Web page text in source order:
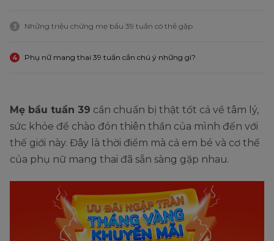
3 Những triệu chứng mẹ bầu 39 tuần có thể gặp
4 Phụ nữ mang thai 39 tuần cần chú ý những gì?
Mẹ bầu tuần 39 cần chuẩn bị thật tốt cả về tâm lý,
sức khỏe để chào đón thiên thần của mình đến với
thế giới này. Đây là thời điểm mà cả em bé và cơ thể
của phụ nữ mang thai đã sẵn sàng gặp nhau.